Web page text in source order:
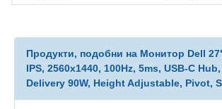
Продукти, подобни на Монитор Dell
IPS, 2560x1440, 100Hz, 5ms, USB-C
Delivery 90W, Height Adjustable, Pivot,